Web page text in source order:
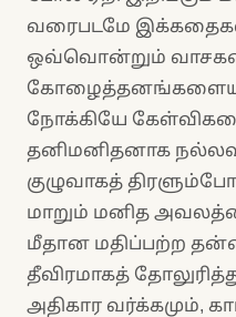
வரைபடமே
ஒவ்வொன்றும்
நோக்கியே
தனிமனிதனாக
குழுவாகத்
மாறும் மனித
மீதான மதிப்பற்ற
தீவிரமாகத்
அதிகார வர்க்கமும்,